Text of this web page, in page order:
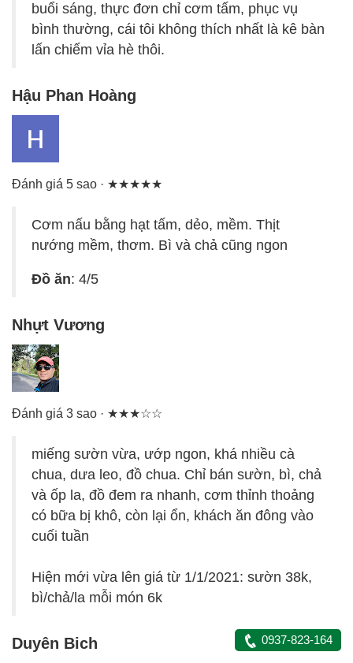
buổi sáng, thực đơn chỉ cơm tấm, phục vụ
bình thường, cái tôi không thích nhất là kê bàn
lấn chiếm vỉa hè thôi.
Hậu Phan Hoàng
Đánh giá 5 sao · ★★★★★
Cơm nấu bằng hạt tấm, dẻo, mềm. Thịt
nướng mềm, thơm. Bì và chả cũng ngon
Đồ ăn: 4/5
Nhựt Vương
Đánh giá 3 sao · ★★★☆☆
miếng sườn vừa, ướp ngon, khá nhiều cà
chua, dưa leo, đồ chua. Chỉ bán sườn, bì, chả
và ốp la, đồ đem ra nhanh, cơm thỉnh thoảng
có bữa bị khô, còn lại ổn, khách ăn đông vào
cuối tuần
Hiện mới vừa lên giá từ 1/1/2021: sườn 38k,
bì/chả/la mỗi món 6k
Duyên Bich 0937-823-164